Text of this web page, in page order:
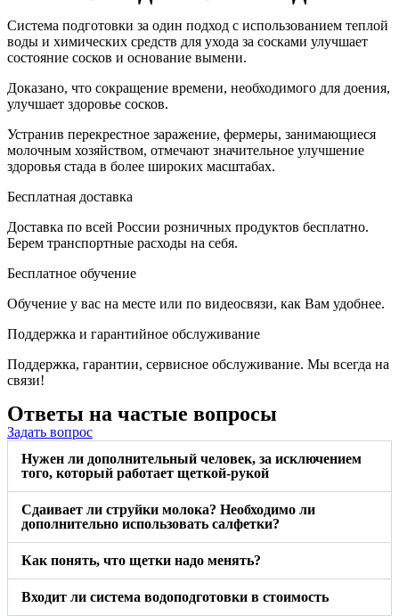
Система подготовки за один подход с использованием теплой
воды и химических средств для ухода за сосками улучшает
состояние сосков и основание вымени.
Доказано, что сокращение времени, необходимого для доения,
улучшает здоровье сосков.
Устранив перекрестное заражение, фермеры, занимающиеся
молочным хозяйством, отмечают значительное улучшение
здоровья стада в более широких масштабах.
Бесплатная доставка
Доставка по всей России розничных продуктов бесплатно.
Берем транспортные расходы на себя.
Бесплатное обучение
Обучение у вас на месте или по видеосвязи, как Вам удобнее.
Поддержка и гарантийное обслуживание
Поддержка, гарантии, сервисное обслуживание. Мы всегда на
связи!
Ответы на частые вопросы
Задать вопрос
Нужен ли дополнительный человек, за исключением
того, который работает щеткой-рукой
Сдаивает ли струйки молока? Необходимо ли
дополнительно использовать салфетки?
Как понять, что щетки надо менять?
Входит ли система водоподготовки в стоимость